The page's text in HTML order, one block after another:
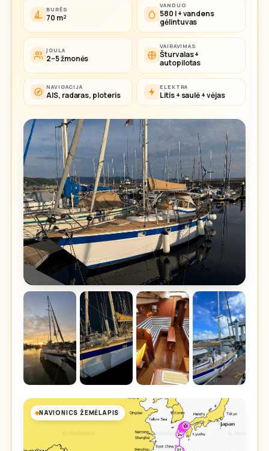
BURĖS
70 m²
VANDUO
580 l + vandens
gėlintuvas
ĮGULA
2–5 žmonės
VAIRAVIMAS
Šturvalas +
autopilotas
NAVIGACIJA
AIS, radaras, ploteris
ELEKTRA
Litis + saulė + vėjas
NAVIONICS ŽEMĖLAPIS